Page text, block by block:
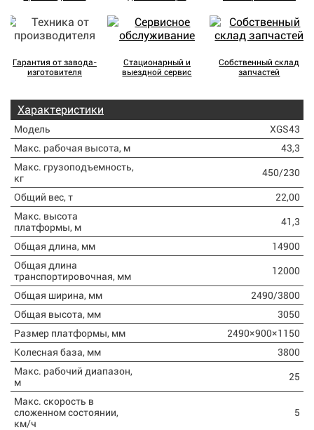
Гарантия от завода-
изготовителя
Стационарный и
выездной сервис
Собственный склад
запчастей
Характеристики
Модель
XGS43
Макс. рабочая высота, м
43,3
Макс. грузоподъемность,
кг
450/230
Общий вес, т
22,00
Макс. высота
платформы, м
41,3
Общая длина, мм
14900
Общая длина
транспортировочная, мм
12000
Общая ширина, мм
2490/3800
Общая высота, мм
3050
Размер платформы, мм
2490×900×1150
Колесная база, мм
3800
Макс. рабочий диапазон,
м
25
Макс. скорость в
сложенном состоянии,
км/ч
5